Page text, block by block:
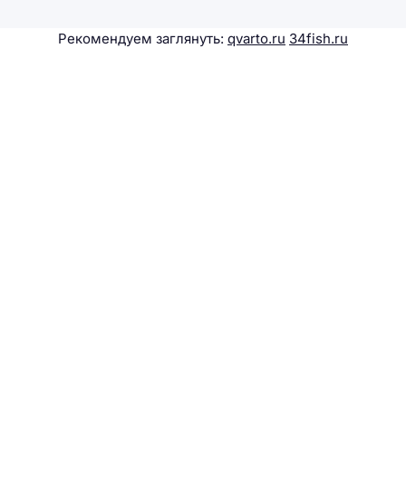
Рекомендуем заглянуть: qvarto.ru 34fish.ru